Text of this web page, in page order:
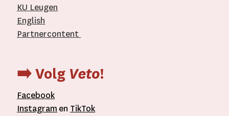
KU Leugen
English
Partnercontent
➡️ Volg Veto!
Facebook
Instagram en TikTok